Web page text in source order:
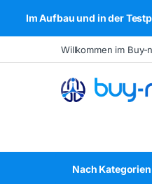
Im Aufbau und in der
Skip to navigation
Skip to contentWillkommen im Buy-
Nach